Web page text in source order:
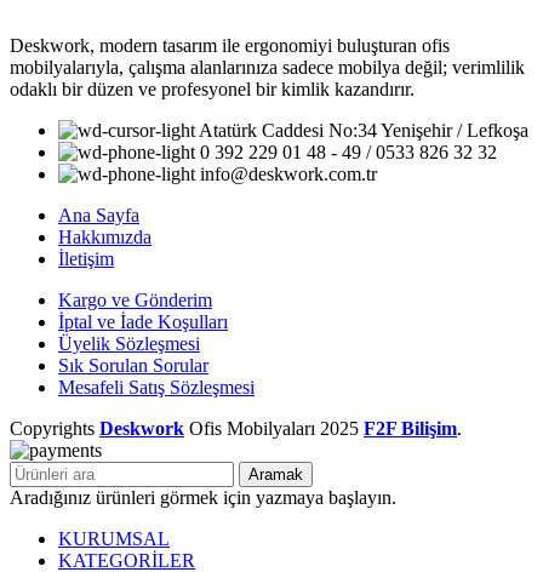
Deskwork, modern tasarım ile ergonomiyi buluşturan ofis
mobilyalarıyla, çalışma alanlarınıza sadece mobilya değil; verimlilik
odaklı bir düzen ve profesyonel bir kimlik kazandırır.
Atatürk Caddesi No:34 Yenişehir / Lefkoşa
0 392 229 01 48 - 49 / 0533 826 32 32
info@deskwork.com.tr
Ana Sayfa
Hakkımızda
İletişim
Kargo ve Gönderim
İptal ve İade Koşulları
Üyelik Sözleşmesi
Sık Sorulan Sorular
Mesafeli Satış Sözleşmesi
Copyrights Deskwork Ofis Mobilyaları 2025 F2F Bilişim.
Aramak
Aradığınız ürünleri görmek için yazmaya başlayın.
KURUMSAL
KATEGORİLER